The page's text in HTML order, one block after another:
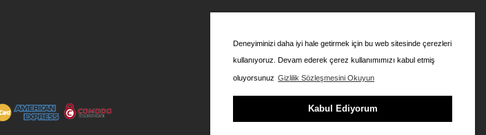
Deneyiminizi daha iyi hale getirmek için bu web sitesinde çerezleri
kullanıyoruz. Devam ederek çerez kullanımımızı kabul etmiş
oluyorsunuz Gizlilik Sözleşmesini Okuyun
Kabul Ediyorum